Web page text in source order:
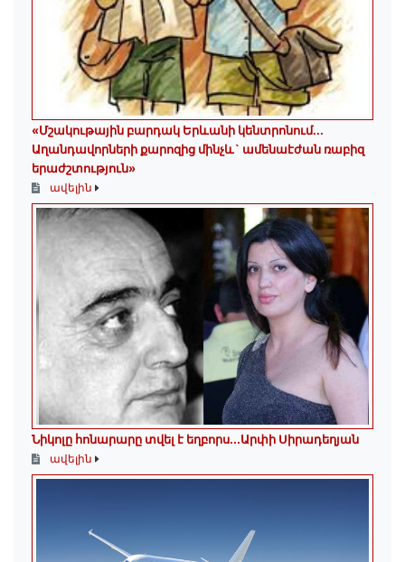
«Մշակութային բարդակ Երևանի կենտրոնում...
Աղանդավորների քարոզից մինչև` ամենաէժան ռաբիզ
երաժշտություն»
ավելին
Նիկոլը հոնարարը տվել է եղբորս․․․Արփի Սիրադեղյան
ավելին